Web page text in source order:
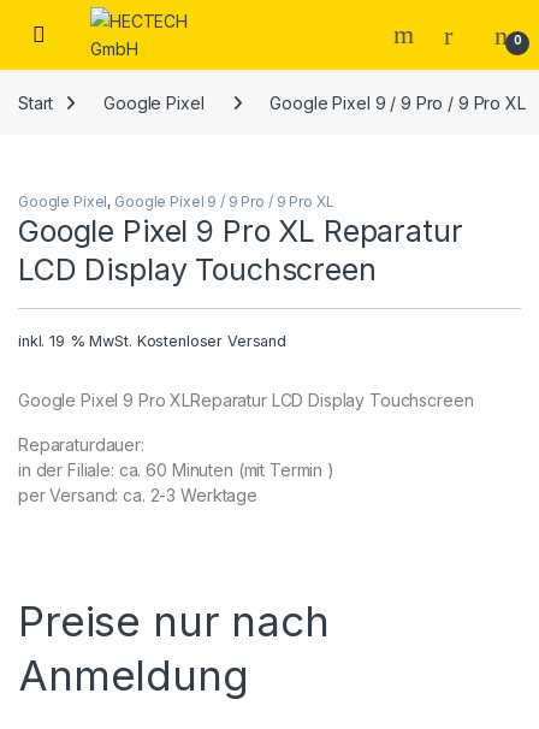
Open 0
Start Google Pixel Google Pixel 9 / 9 Pro / 9 Pro XL
Google Pixel, Google Pixel 9 / 9 Pro / 9 Pro XL
Google Pixel 9 Pro XL Reparatur
LCD Display Touchscreen
inkl. 19 % MwSt. Kostenloser Versand
Google Pixel 9 Pro XLReparatur LCD Display Touchscreen
Reparaturdauer:
in der Filiale: ca. 60 Minuten (mit Termin )
per Versand: ca. 2-3 Werktage
Preise nur nach
Anmeldung